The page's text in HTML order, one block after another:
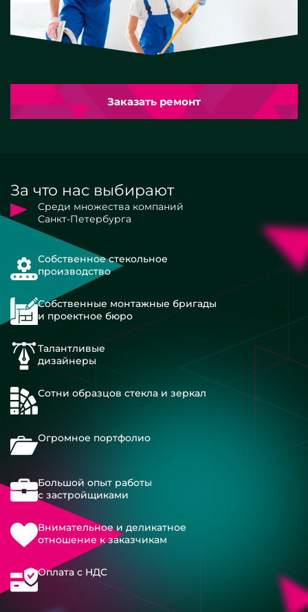
Заказать ремонт
За что нас выбирают
Среди множества компаний
Санкт-Петербурга
Собственное стекольное
производство
Собственные монтажные бригады
и проектное бюро
Талантливые
дизайнеры
Сотни образцов стекла и зеркал
Огромное портфолио
Большой опыт работы
с застройщиками
Внимательное и деликатное
отношение к заказчикам
Оплата с НДС